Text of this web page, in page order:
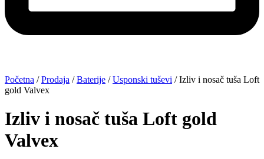
Početna /Prodaja /Baterije /Usponski tuševi / Izliv i nosač tuša Loft
gold Valvex
Izliv i nosač tuša Loft gold
Valvex